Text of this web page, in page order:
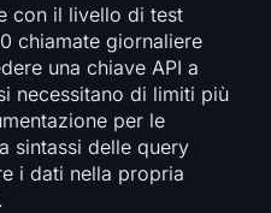
con il livello di test
chiamate giornaliere
una chiave API a
necessitano di limiti più
per le
sintassi delle query
i dati nella propria